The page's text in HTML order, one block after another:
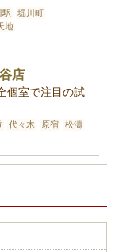
駅
堀川町
地
店
個室で注目の試
代々木 原宿
松濤